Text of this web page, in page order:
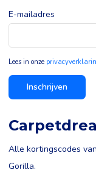
E-mailadres
Lees in onze
Inschrijven
Alle kortingscodes
Gorilla.